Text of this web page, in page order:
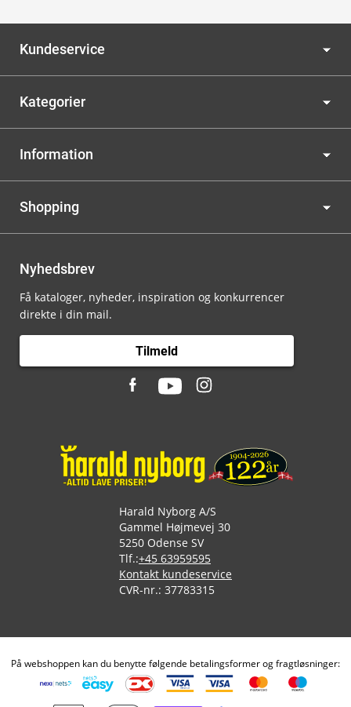
Kundeservice
Kategorier
Information
Shopping
Nyhedsbrev
Få kataloger, nyheder, inspiration og konkurrencer
direkte i din mail.
Tilmeld
Harald Nyborg A/S
Gammel Højmevej 30
5250 Odense SV
Tlf.:+45 63959595
Kontakt kundeservice
CVR-nr.: 37783315
På webshoppen kan du benytte følgende betalingsformer og fragtløsninger: